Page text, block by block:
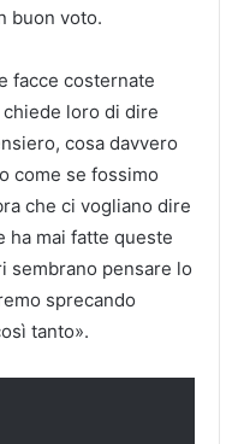
buon voto.
facce costernate
loro di dire
cosa davvero
come se fossimo
che ci vogliano dire
ha mai fatte queste
sembrano pensare lo
sprecando
tanto».